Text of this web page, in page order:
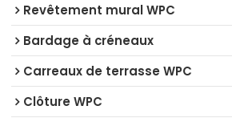
Revêtement mural WPC
Bardage à créneaux
Carreaux de terrasse WPC
Clôture WPC